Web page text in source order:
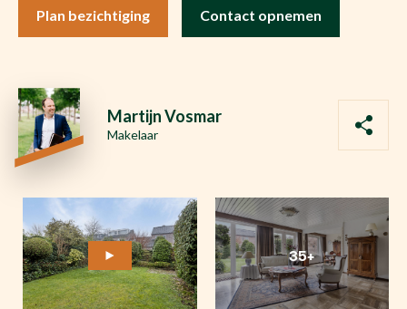
Plan bezichtiging Contact opnemen
Martijn Vosmar
Makelaar
35+